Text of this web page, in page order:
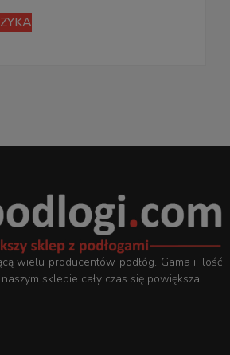
wielu producentów podłóg. Gama i ilość
sklepie cały czas się powiększa.